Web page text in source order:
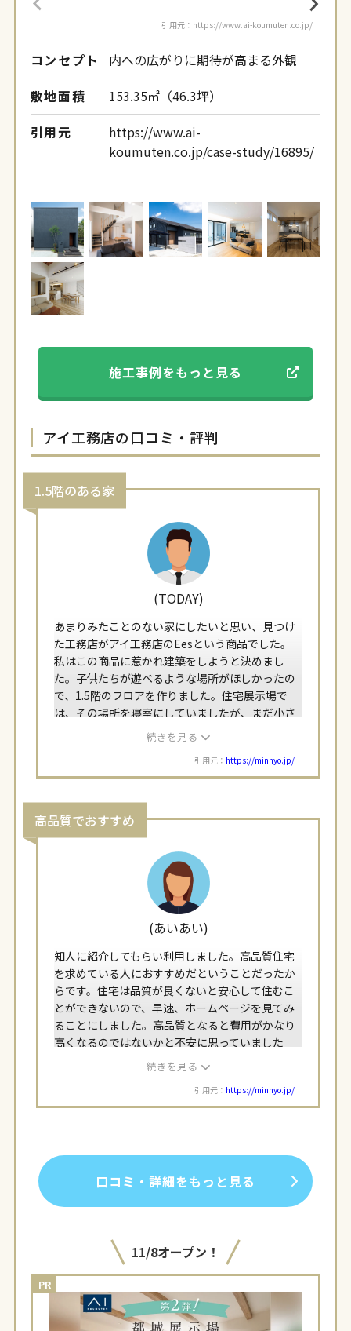
引用元：https://www.ai-koumuten.co.jp/
コンセプト
内への広がりに期待が高まる外観
敷地面積
153.35㎡（46.3坪）
引用元
https://www.ai-
koumuten.co.jp/case-study/16895/
施工事例をもっと見る
アイ工務店の口コミ・評判
(TODAY)
1.5階のある家
あまりみたことのない家にしたいと思い、見つけ
た工務店がアイ工務店のEesという商品でした。
私はこの商品に惹かれ建築をしようと決めまし
た。子供たちが遊べるような場所がほしかったの
で、1.5階のフロアを作りました。住宅展示場で
は、その場所を寝室にしていましたが、まだ小さ
い子供たちが遊べるスペースにちょうどよかった
室に変更できるようにしました。2階には、私たち
の寝室をつくり、2階のバルコニーを広くしてバー
ベキューなどができるスペースを作りました。少
し2階が狭くなってしまったのですが、周りを気に
せずにバーベキューができるようになり、とても
充実した日々を送れるようになりました。
続きを見る
引用元： https://minhyo.jp/
(あいあい)
高品質でおすすめ
知人に紹介してもらい利用しました。高品質住宅
を求めている人におすすめだということだったか
らです。住宅は品質が良くないと安心して住むこ
とができないので、早速、ホームページを見てみ
ることにしました。高品質となると費用がかなり
高くなるのではないかと不安に思っていました
が、ホームページを見て安心できました。また、
示場で実際に家を見てみることでイメージと同じ
かどうかチェックできます。見学した感じでは全
続きを見る
引用元： https://minhyo.jp/
口コミ・詳細をもっと見る
11/8オープン！